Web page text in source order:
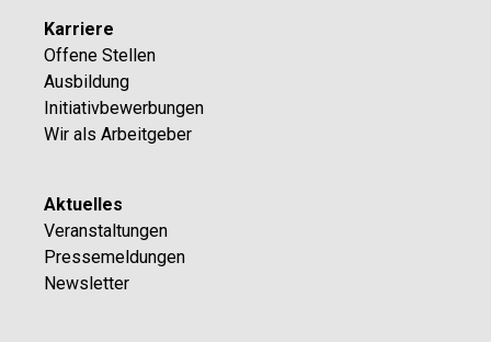
Karriere
Offene Stellen
Ausbildung
Initiativbewerbungen
Wir als Arbeitgeber
Aktuelles
Veranstaltungen
Pressemeldungen
Newsletter